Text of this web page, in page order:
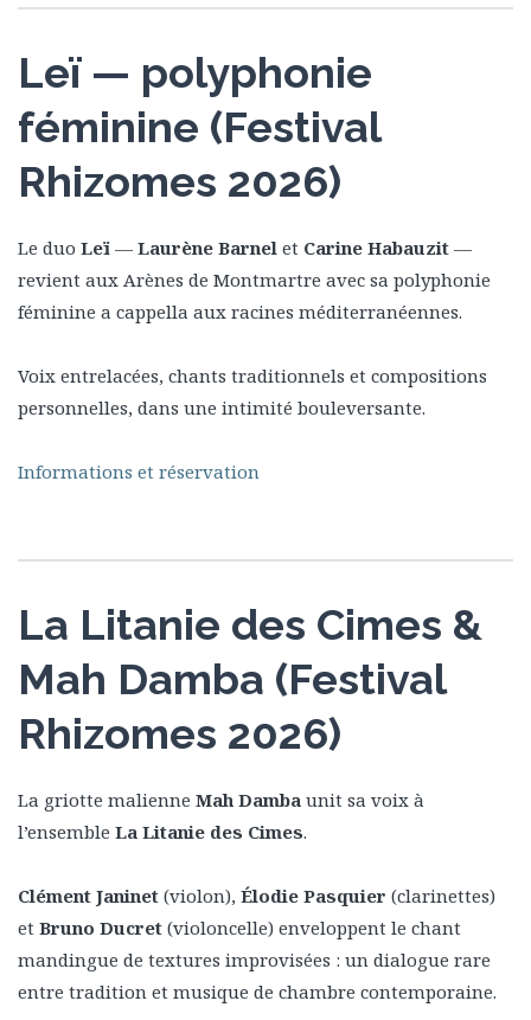
Leï — polyphonie
féminine (Festival
Rhizomes 2026)
Le duo Leï — Laurène Barnel et Carine Habauzit —
revient aux Arènes de Montmartre avec sa polyphonie
féminine a cappella aux racines méditerranéennes.
Voix entrelacées, chants traditionnels et compositions
personnelles, dans une intimité bouleversante.
Informations et réservation
La Litanie des Cimes &
Mah Damba (Festival
Rhizomes 2026)
La griotte malienne Mah Damba unit sa voix à
l’ensemble La Litanie des Cimes.
Clément Janinet (violon), Élodie Pasquier (clarinettes)
et Bruno Ducret (violoncelle) enveloppent le chant
mandingue de textures improvisées : un dialogue rare
entre tradition et musique de chambre contemporaine.